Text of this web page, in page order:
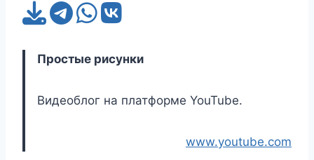
Простые рисунки
Видеоблог на платформе YouTube.
www.youtube.com